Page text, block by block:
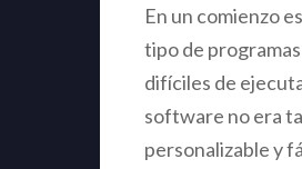
En un comienzo
tipo de
difíciles de
software no era
personalizable y